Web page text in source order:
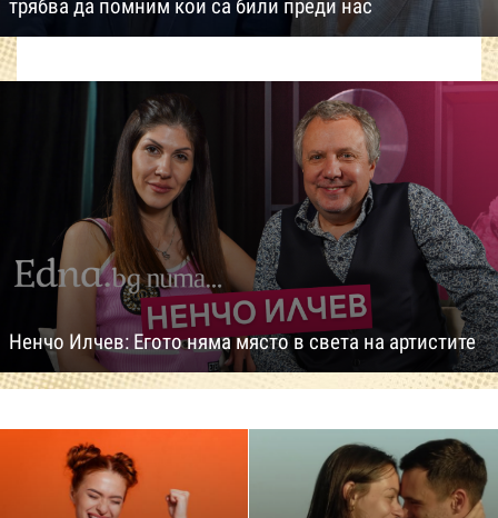
трябва да помним кои са били преди нас
Ненчо Илчев: Егото няма място в света на артистите